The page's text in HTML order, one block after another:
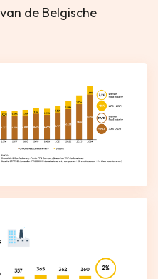
de Belgische